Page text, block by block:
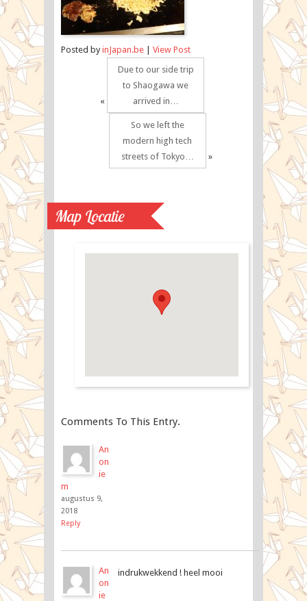
Posted byinJapan.be View Post
«
Due to our side trip
to Shaogawa we
arrived in…
So we left the
modern high tech
streets of Tokyo…
»
Map Locatie
Comments To This Entry.
An
on
ie
m
augustus 9,
2018
Reply
An
on
ie
indrukwekkend ! heel mooi